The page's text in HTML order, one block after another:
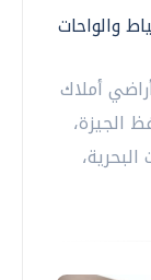
والواحات
أملاك
الجيزة،